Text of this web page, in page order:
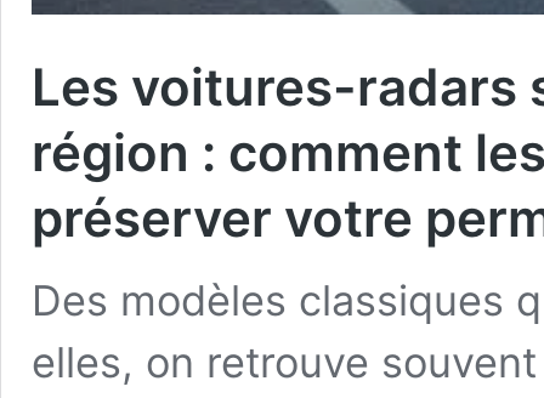
Les voitures-radars
région : comment
préserver votre
Des modèles classiques
elles, on retrouve